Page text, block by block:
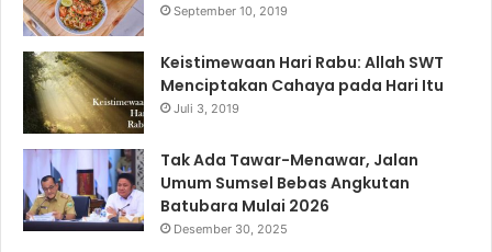
September 10, 2019
Keistimewaan Hari Rabu: Allah SWT
Menciptakan Cahaya pada Hari Itu
Juli 3, 2019
Tak Ada Tawar-Menawar, Jalan
Umum Sumsel Bebas Angkutan
Batubara Mulai 2026
Desember 30, 2025